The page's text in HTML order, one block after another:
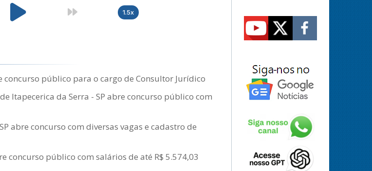
1.5x
concurso público para o cargo de Consultor Jurídico
Itapecerica da Serra - SP abre concurso público com
abre concurso com diversas vagas e cadastro de
concurso público com salários de até R$ 5.574,03